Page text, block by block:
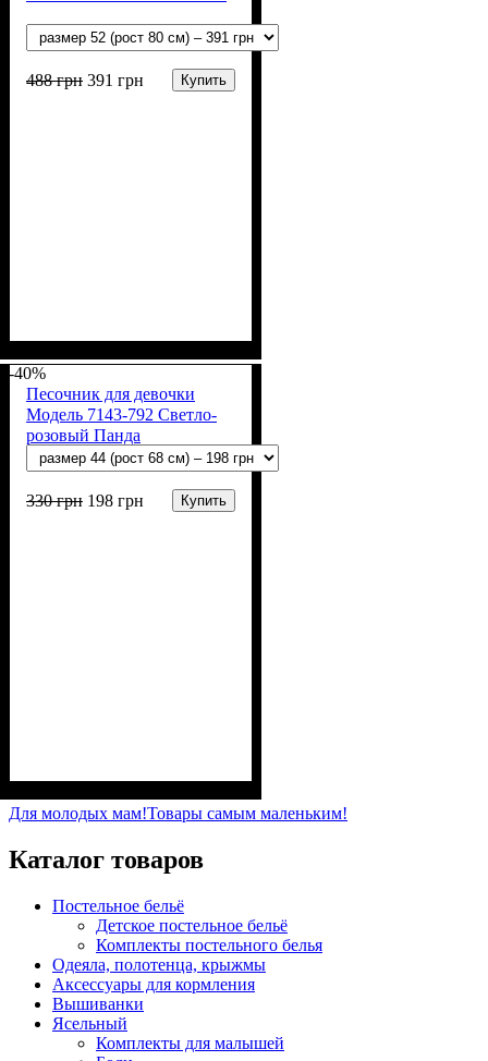
488грн 391 грн Купить
хлопок)
-40%
Песочник для девочки
Модель 7143-792 Светло-
розовый Панда
330грн 198 грн Купить
(100% х/б)
Для молодых мам!Товары самым маленьким!
Каталог товаров
Постельное бельё
Детское постельное бельё
Комплекты постельного белья
Одеяла, полотенца, крыжмы
Аксессуары для кормления
Вышиванки
Ясельный
Комплекты для малышей